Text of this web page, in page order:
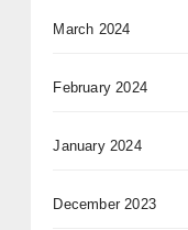
March 2024
February 2024
January 2024
December 2023